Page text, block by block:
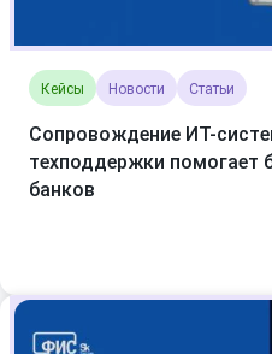
Кейсы Новости Статьи
Сопровождение ИТ-
техподдержки помогает
банков